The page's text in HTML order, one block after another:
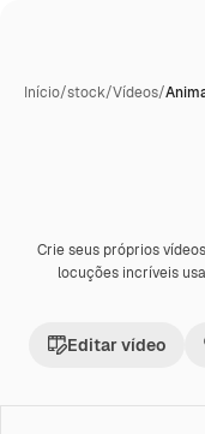
Início/stock/Vídeos/
Premium
Crie seus próprios
locuções incríveis
Editar vídeo